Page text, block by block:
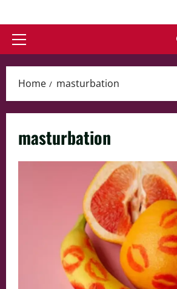
to
contentPrimary
Home masturbation
masturbation